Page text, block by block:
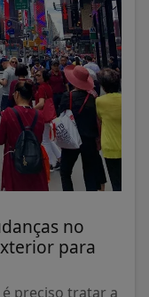
no
para
preciso tratar a